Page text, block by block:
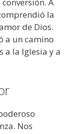
A
la
de Dios.
a un camino
a la Iglesia y a
Nos